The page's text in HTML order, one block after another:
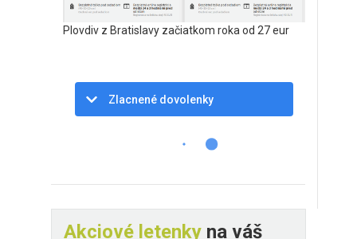
Plovdiv z Bratislavy začiatkom roka od 27 eur
Zlacnené dovolenky
Akciové letenky na váš